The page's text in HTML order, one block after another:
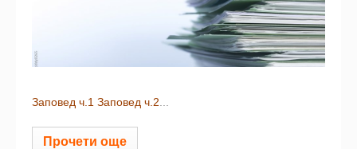
Заповед ч.1 Заповед ч.2
Прочети още